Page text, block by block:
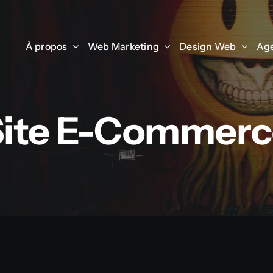
À propos Web Marketing Design Web
À propos Web Marketing Design Web
E-